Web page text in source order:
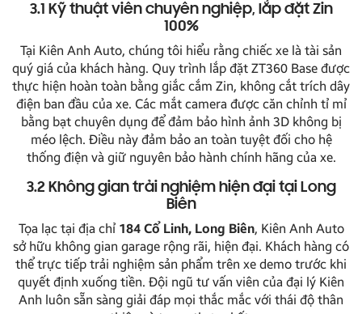
3.1 Kỹ thuật viên chuyên nghiệp, lắp đặt Zin
100%
Tại Kiên Anh Auto, chúng tôi hiểu rằng chiếc xe là tài sản
quý giá của khách hàng. Quy trình lắp đặt ZT360 Base được
thực hiện hoàn toàn bằng giắc cắm Zin, không cắt trích dây
điện ban đầu của xe. Các mắt camera được căn chỉnh tỉ mỉ
bằng bạt chuyên dụng để đảm bảo hình ảnh 3D không bị
méo lệch. Điều này đảm bảo an toàn tuyệt đối cho hệ
thống điện và giữ nguyên bảo hành chính hãng của xe.
3.2 Không gian trải nghiệm hiện đại tại Long
Biên
Tọa lạc tại địa chỉ 184 Cổ Linh, Long Biên, Kiên Anh Auto
sở hữu không gian garage rộng rãi, hiện đại. Khách hàng có
thể trực tiếp trải nghiệm sản phẩm trên xe demo trước khi
quyết định xuống tiền. Đội ngũ tư vấn viên của đại lý Kiên
Anh luôn sẵn sàng giải đáp mọi thắc mắc với thái độ thân